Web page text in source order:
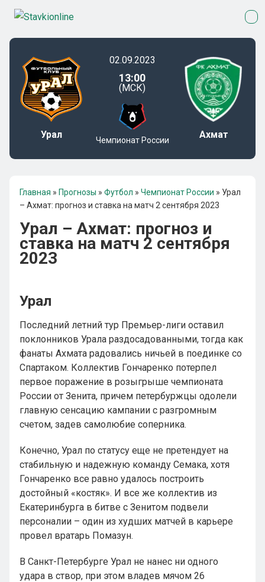
Урал
02.09.2023
13:00
(МСК)
Чемпионат России Ахмат
Главная » Прогнозы » Футбол » Чемпионат России » Урал
– Ахмат: прогноз и ставка на матч 2 сентября 2023
Урал – Ахмат: прогноз и
ставка на матч 2 сентября
2023
Урал
Последний летний тур Премьер-лиги оставил
поклонников Урала раздосадованными, тогда как
фанаты Ахмата радовались ничьей в поединке со
Спартаком. Коллектив Гончаренко потерпел
первое поражение в розыгрыше чемпионата
России от Зенита, причем петербуржцы одолели
главную сенсацию кампании с разгромным
счетом, задев самолюбие соперника.
Конечно, Урал по статусу еще не претендует на
стабильную и надежную команду Семака, хотя
Гончаренко все равно удалось построить
достойный «костяк». И все же коллектив из
Екатеринбурга в битве с Зенитом подвели
персоналии – один из худших матчей в карьере
провел вратарь Помазун.
В Санкт-Петербурге Урал не нанес ни одного
удара в створ, при этом владев мячом 26